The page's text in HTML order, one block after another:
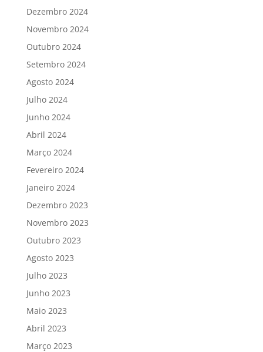
Dezembro 2024
Novembro 2024
Outubro 2024
Setembro 2024
Agosto 2024
Julho 2024
Junho 2024
Abril 2024
Março 2024
Fevereiro 2024
Janeiro 2024
Dezembro 2023
Novembro 2023
Outubro 2023
Agosto 2023
Julho 2023
Junho 2023
Maio 2023
Abril 2023
Março 2023